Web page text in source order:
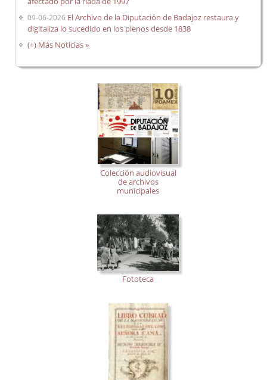
09-06-2026 El Archivo de la Diputación de Badajoz restaura y
digitaliza lo sucedido en los plenos desde 1838
(+) Más Noticias »
Colección audiovisual
de archivos
municipales
Fototeca